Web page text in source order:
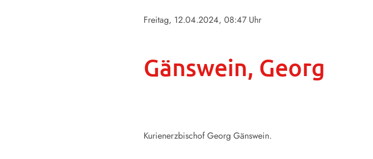
Freitag, 12.04.2024, 08:47 Uhr
Gänswein, Georg
Kurienerzbischof Georg Gänswein.